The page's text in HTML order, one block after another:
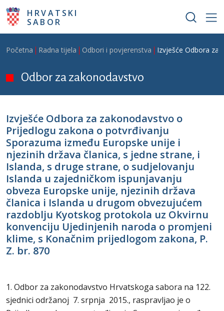
Skoči na glavni sadržaj
HRVATSKI
SABOR
Breadcrumb
Početna Radna tijela Odbori i povjerenstva Izvješće Odbora za
Odbor za zakonodavstvo
Izvješće Odbora za zakonodavstvo o
Prijedlogu zakona o potvrđivanju
Sporazuma između Europske unije i
njezinih država članica, s jedne strane, i
Islanda, s druge strane, o sudjelovanju
Islanda u zajedničkom ispunjavanju
obveza Europske unije, njezinih država
članica i Islanda u drugom obvezujućem
razdoblju Kyotskog protokola uz Okvirnu
konvenciju Ujedinjenih naroda o promjeni
klime, s Konačnim prijedlogom zakona, P.
Z. br. 870
1. Odbor za zakonodavstvo Hrvatskoga sabora na 122.
sjednici održanoj 7. srpnja 2015., raspravljao je o